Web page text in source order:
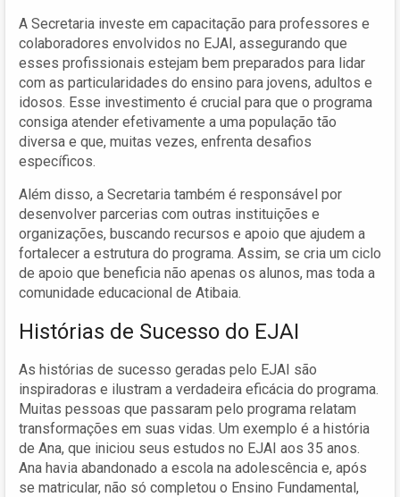
A Secretaria investe em capacitação para professores e
colaboradores envolvidos no EJAI, assegurando que
esses profissionais estejam bem preparados para lidar
com as particularidades do ensino para jovens, adultos e
idosos. Esse investimento é crucial para que o programa
consiga atender efetivamente a uma população tão
diversa e que, muitas vezes, enfrenta desafios
específicos.
Além disso, a Secretaria também é responsável por
desenvolver parcerias com outras instituições e
organizações, buscando recursos e apoio que ajudem a
fortalecer a estrutura do programa. Assim, se cria um ciclo
de apoio que beneficia não apenas os alunos, mas toda a
comunidade educacional de Atibaia.
Histórias de Sucesso do EJAI
As histórias de sucesso geradas pelo EJAI são
inspiradoras e ilustram a verdadeira eficácia do programa.
Muitas pessoas que passaram pelo programa relatam
transformações em suas vidas. Um exemplo é a história
de Ana, que iniciou seus estudos no EJAI aos 35 anos.
Ana havia abandonado a escola na adolescência e, após
se matricular, não só completou o Ensino Fundamental,